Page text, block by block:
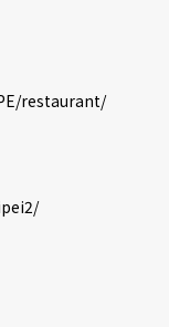
restaurant/